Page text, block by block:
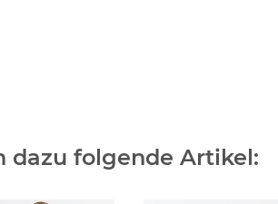
dazu folgende Artikel: